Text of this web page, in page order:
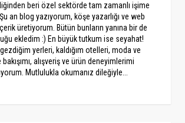
beri özel sektörde tam zamanlı işime
an blog yazıyorum, köşe yazarlığı ve web
üretiyorum. Bütün bunların yanına bir de
ekledim :) En büyük tutkum ise seyahat!
yerleri, kaldığım otelleri, moda ve
alışveriş ve ürün deneyimlerimi
Mutlulukla okumanız dileğiyle...